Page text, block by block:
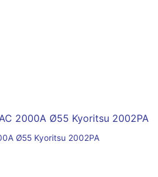
Ø55 Kyoritsu 2002PA